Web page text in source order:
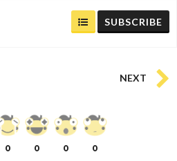
SUBSCRIBE
NEXT
0 0 0 0